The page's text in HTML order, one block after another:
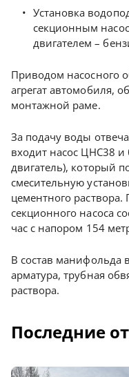
Установка
секционным
двигателем –
Приводом насосного
агрегат автомобиля,
монтажной раме.
За подачу воды
входит насос ЦНС38
двигатель), который
смесительную
цементного
секционного насоса
час с напором 154
В состав манифольда
арматура, трубная
раствора.
Последние